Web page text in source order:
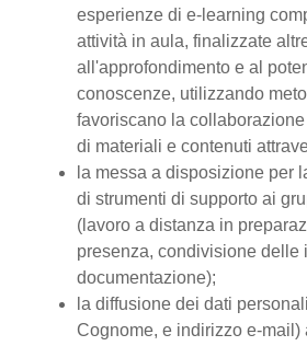
esperienze di e-learning
attività in aula, finalizzate
all'approfondimento e al
conoscenze, utilizzando
favoriscano la
di materiali e contenuti
la messa a disposizione per
di strumenti di supporto ai
(lavoro a distanza in
presenza, condivisione delle
documentazione);
la diffusione dei dati
Cognome, e indirizzo e-mail)